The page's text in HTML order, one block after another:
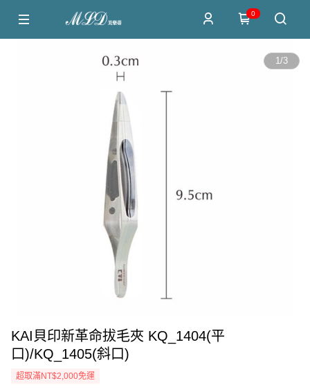
0
1/3
KAI貝印新革命拔毛夾 KQ_1404(平
口)/KQ_1405(斜口)
超取滿NT$2,000免運